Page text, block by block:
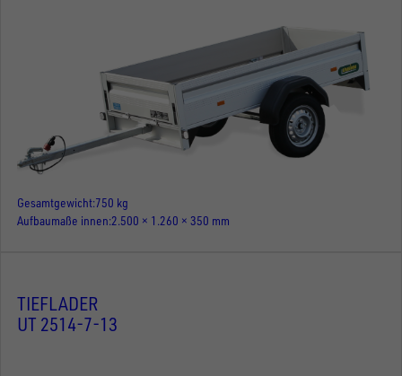
Gesamtgewicht 750 kg
Aufbaumaße innen 2.500 × 1.260 × 350 mm
TIEFLADER
UT 2514-7-13